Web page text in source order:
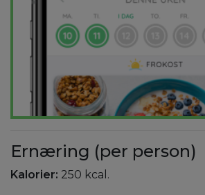
Ernæring (per person)
Kalorier: 250 kcal.